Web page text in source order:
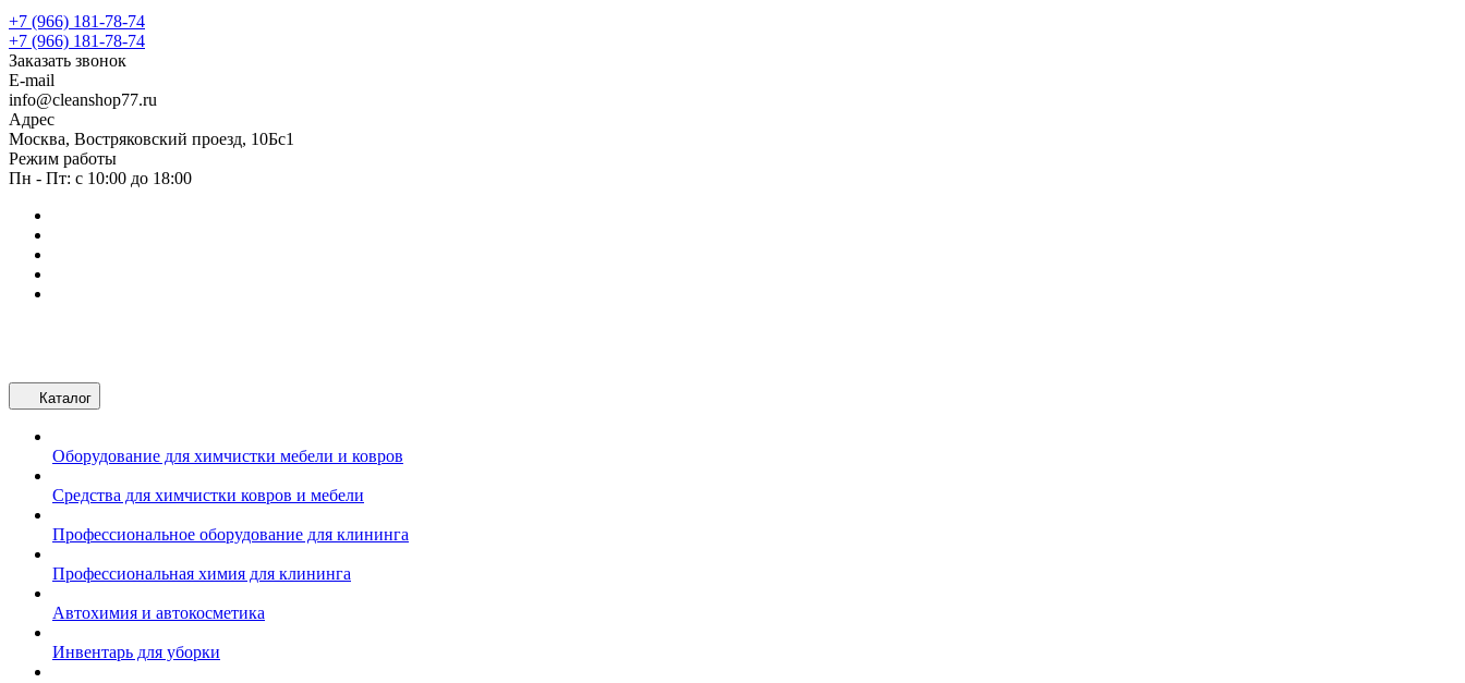
+7 (966) 181-78-74
+7 (966) 181-78-74
Заказать звонок
E-mail
info@cleanshop77.ru
Адрес
Москва, Востряковский проезд, 10Бс1
Режим работы
Пн - Пт: с 10:00 до 18:00
Каталог
Оборудование для химчистки мебели и ковров
Средства для химчистки ковров и мебели
Профессиональное оборудование для клининга
Профессиональная химия для клининга
Автохимия и автокосметика
Инвентарь для уборки